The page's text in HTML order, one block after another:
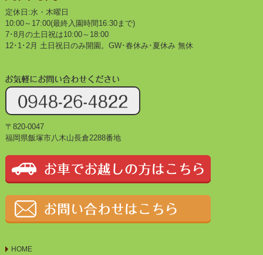
定休日:水・木曜日
10:00～17:00(最終入園時間16:30まで)
7･8月の土日祝は10:00～18:00
12･1･2月 土日祝日のみ開園。GW･春休み･夏休み 無休
〒820-0047
福岡県飯塚市八木山長倉2288番地
HOME